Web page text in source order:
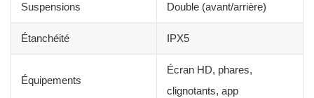
Suspensions Double (avant/arrière)
Étanchéité IPX5
Équipements
Écran HD, phares,
clignotants, app